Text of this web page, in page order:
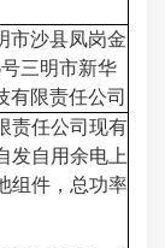
市沙县凤岗金
三明市新华
有限责任公司
责任公司现有
发自用余电上
组件，总功率